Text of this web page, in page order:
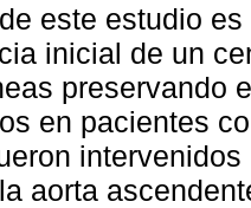
este estudio
inicial de un
preservando
en pacientes
aorta